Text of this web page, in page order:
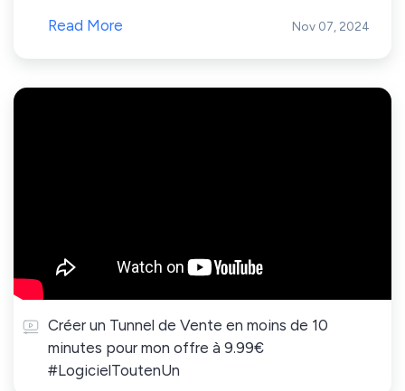
Read More Nov 07, 2024
Créer un Tunnel de Vente en moins de 10
minutes pour mon offre à 9.99€
#LogicielToutenUn